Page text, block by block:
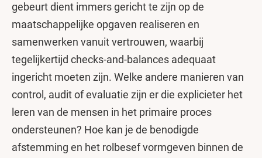
gebeurt dient immers gericht te zijn op de
maatschappelijke opgaven realiseren en
samenwerken vanuit vertrouwen, waarbij
tegelijkertijd checks-and-balances adequaat
ingericht moeten zijn. Welke andere manieren van
control, audit of evaluatie zijn er die explicieter het
leren van de mensen in het primaire proces
ondersteunen? Hoe kan je de benodigde
afstemming en het rolbesef vormgeven binnen de